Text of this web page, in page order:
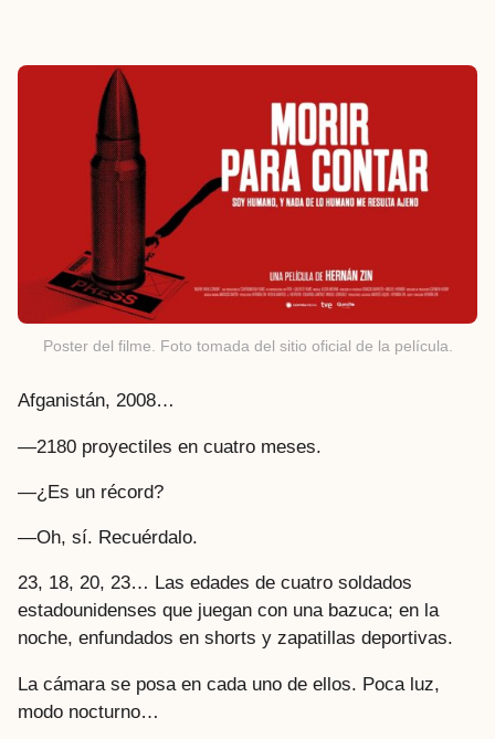
Poster del filme. Foto tomada del sitio oficial de la película.
Afganistán, 2008…
—2180 proyectiles en cuatro meses.
—¿Es un récord?
—Oh, sí. Recuérdalo.
23, 18, 20, 23… Las edades de cuatro soldados
estadounidenses que juegan con una bazuca; en la
noche, enfundados en shorts y zapatillas deportivas.
La cámara se posa en cada uno de ellos. Poca luz,
modo nocturno…